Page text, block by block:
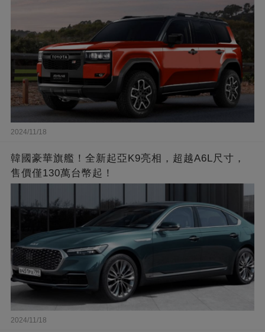
2024/11/18
韓國豪華旗艦！全新起亞K9亮相，超越A6L尺寸，
售價僅130萬台幣起！
2024/11/18